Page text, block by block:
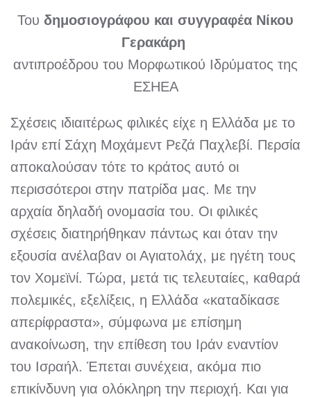
Του δημοσιογράφου και συγγραφέα Νίκου
Γερακάρη
αντιπροέδρου του Μορφωτικού Ιδρύματος της
ΕΣΗΕΑ
Σχέσεις ιδιαιτέρως φιλικές είχε η Ελλάδα με το
Ιράν επί Σάχη Μοχάμεντ Ρεζά Παχλεβί. Περσία
αποκαλούσαν τότε το κράτος αυτό οι
περισσότεροι στην πατρίδα μας. Με την
αρχαία δηλαδή ονομασία του. Οι φιλικές
σχέσεις διατηρήθηκαν πάντως και όταν την
εξουσία ανέλαβαν οι Αγιατολάχ, με ηγέτη τους
τον Χομεϊνί. Τώρα, μετά τις τελευταίες, καθαρά
πολεμικές, εξελίξεις, η Ελλάδα «καταδίκασε
απερίφραστα», σύμφωνα με επίσημη
ανακοίνωση, την επίθεση του Ιράν εναντίον
του Ισραήλ. Έπεται συνέχεια, ακόμα πιο
επικίνδυνη για ολόκληρη την περιοχή. Και για